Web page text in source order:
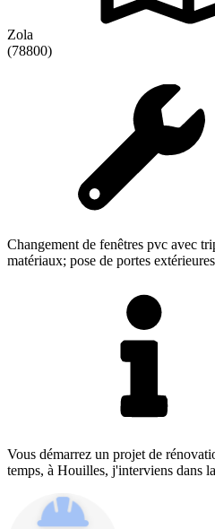
Zola
(78800)
Changement de fenêtres pvc avec
matériaux; pose de portes
Vous démarrez un projet de
temps, à Houilles, j'interviens dans